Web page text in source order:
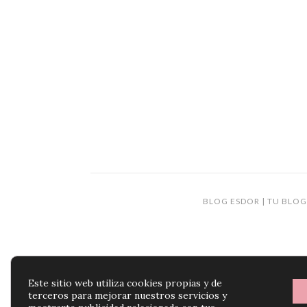
BLOG ESDOR | TU
Este sitio web utiliza cookies propias y de
terceros para mejorar nuestros servicios y